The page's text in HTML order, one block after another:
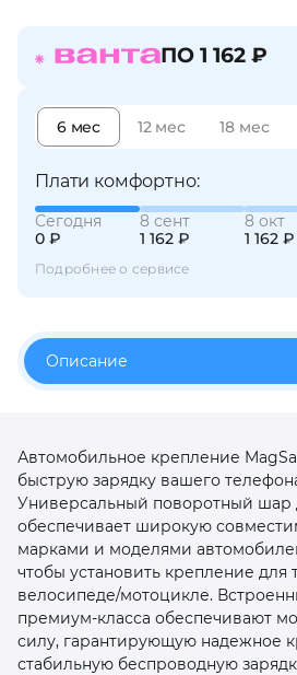
ПО 1 162 ₽
6 мес 12 мес 18 мес
Плати комфортно:
Сегодня
0 ₽
8 сент
1 162 ₽
8 окт
1 162 ₽
Подробнее о сервисе
Описание
Автомобильное крепление
быструю зарядку вашего
Универсальный поворотный шар
обеспечивает широкую
марками и моделями
чтобы установить крепление для
велосипеде/мотоцикле.
премиум-класса обеспечивают
силу, гарантирующую надежное
стабильную беспроводную
недели
Остались